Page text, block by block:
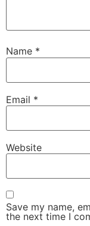
Name *
Email *
Website
Save my name,
the next time I